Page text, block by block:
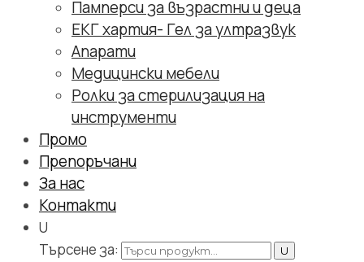
Памперси за възрастни и деца
ЕКГ хартия- Гел за ултразвук
Апарати
Медицински мебели
Ролки за стерилизация на
инструменти
Промо
Препоръчани
За нас
Контакти
U
Търсене за: